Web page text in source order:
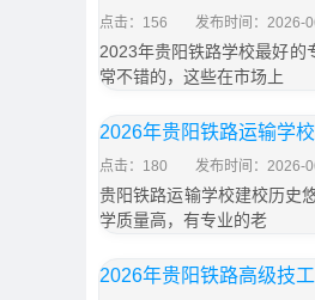
点击：156 发布时间：2026-
2023年贵阳铁路学校最好的
常不错的，这些在市场上
2026年贵阳铁路运输学
点击：180 发布时间：2026-
贵阳铁路运输学校建校历史
学质量高，有专业的老
2026年贵阳铁路高级技